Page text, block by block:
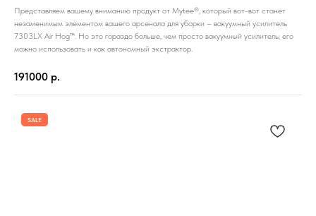
Представляем вашему вниманию продукт от Mytee®, который вот-вот станет
незаменимым элементом вашего арсенала для уборки – вакуумный усилитель
7303LX Air Hog™. Но это гораздо больше, чем просто вакуумный усилитель; его
можно использовать и как автономный экстрактор.
191000 р.
SALE